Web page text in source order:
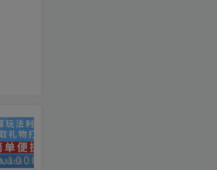
抖音弹幕最新玩法，利用粉丝好奇心赚取礼物打赏，轻松日入1000+